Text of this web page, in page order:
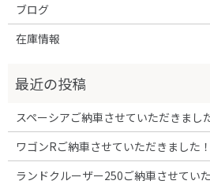
ブログ
在庫情報
スペーシアご納車させていただきまし
ワゴンRご納車させていただきました！
ランドクルーザー250ご納車させてい